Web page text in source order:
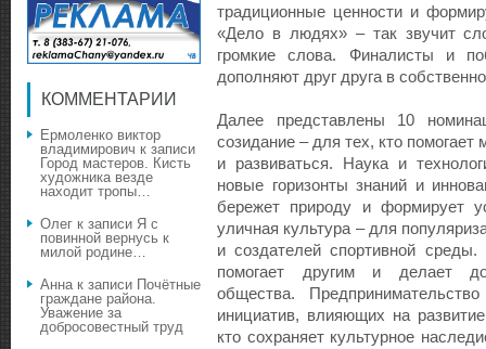
традиционные ценности и
«Дело в людях» – так звучит
громкие слова. Финалисты и
дополняют друг друга в
Далее представлены 10
созидание – для тех, кто
и развиваться. Наука и
новые горизонты знаний и
бережет природу и формирует
уличная культура – для
и создателей спортивной
помогает другим и делает
общества.
инициатив, влияющих на
кто сохраняет культурное
КОММЕНТАРИИ
Ермоленко виктор
владимирович к записи
Город мастеров. Кисть
художника везде
находит тропы…
Олег к записи Я с
повинной вернусь к
милой родине…
Аннак записи Почётные
граждане района.
Уважение за
добросовестный труд